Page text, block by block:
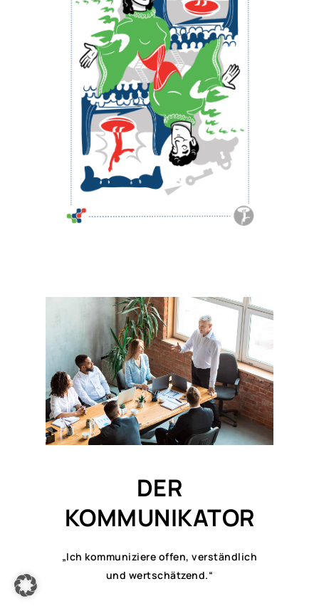
DER
KOMMUNIKATOR
„Ich kommuniziere offen, verständlich
und wertschätzend.“